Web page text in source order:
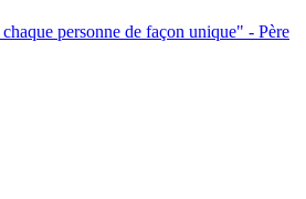
personne de façon unique" - Père